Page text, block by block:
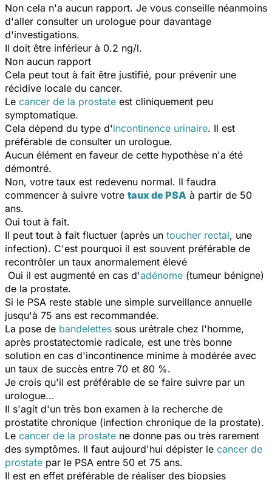
Non cela n'a aucun rapport. Je vous conseille néanmoins
d'aller consulter un urologue pour davantage
d'investigations.
Il doit être inférieur à 0.2 ng/l.
Non aucun rapport
Cela peut tout à fait être justifié, pour prévenir une
récidive locale du cancer.
Le cancer de la prostate est cliniquement peu
symptomatique.
Cela dépend du type d'incontinence urinaire. Il est
préférable de consulter un urologue.
Aucun élément en faveur de cette hypothèse n'a été
démontré.
Non, votre taux est redevenu normal. Il faudra
commencer à suivre votre taux de PSA à partir de 50
ans.
Oui tout à fait.
Il peut tout à fait fluctuer (après un toucher rectal, une
infection). C'est pourquoi il est souvent préférable de
recontrôler un taux anormalement élevé
Oui il est augmenté en cas d'adénome (tumeur bénigne)
de la prostate.
Si le PSA reste stable une simple surveillance annuelle
jusqu'à 75 ans est recommandée.
La pose de bandelettes sous urétrale chez l'homme,
après prostatectomie radicale, est une très bonne
solution en cas d'incontinence minime à modérée avec
un taux de succès entre 70 et 80 %.
Je crois qu'il est préférable de se faire suivre par un
urologue...
Il s'agit d'un très bon examen à la recherche de
prostatite chronique (infection chronique de la prostate).
Le cancer de la prostate ne donne pas ou très rarement
des symptômes. Il faut aujourd'hui dépister le cancer de
prostate par le PSA entre 50 et 75 ans.
Il est en effet préférable de réaliser des biopsies